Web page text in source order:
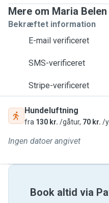
Mere om Maria Belen
Bekræftet information
E-mail verificeret
SMS-verificeret
Stripe-verificeret
Hundeluftning
fra 130 kr. /gåtur, 70 kr. /
Ingen datoer angivet
Book altid via